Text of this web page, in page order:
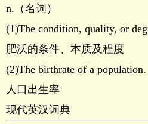
n.（名词）
(1)The condition, quality, or
肥沃的条件、本质及程度
(2)The birthrate of a population.
人口出生率
现代英汉词典